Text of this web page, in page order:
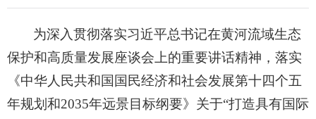
为深入贯彻落实习近平总书记在黄河流域生态
保护和高质量发展座谈会上的重要讲话精神，落实
《中华人民共和国国民经济和社会发展第十四个五
年规划和2035年远景目标纲要》关于“打造具有国际